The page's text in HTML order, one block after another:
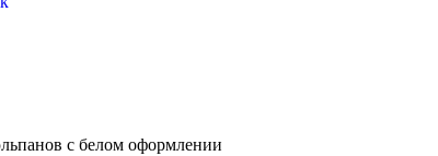
с белом оформлении